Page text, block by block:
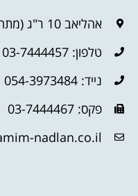
אהליאב 10 ר"ג (מתחם הבורסה)
טלפון: 03-7444457
נייד: 054-3973484
פקס: 03-7444467
nadlan.co.il